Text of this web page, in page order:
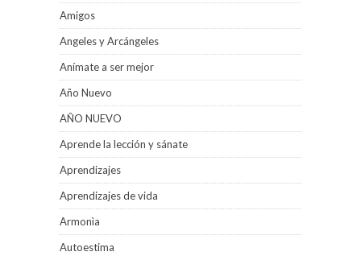
Amigos
Angeles y Arcángeles
Anímate a ser mejor
Año Nuevo
AÑO NUEVO
Aprende la lección y sánate
Aprendizajes
Aprendizajes de vida
Armonìa
Autoestima